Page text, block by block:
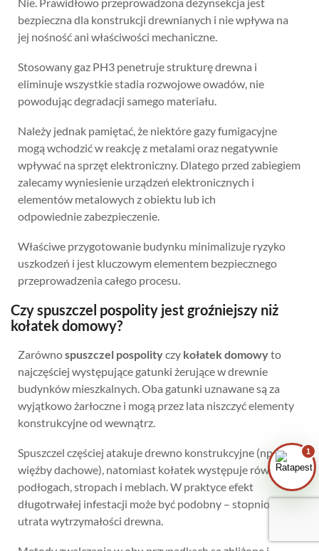
bezpieczna dla konstrukcji drewnianych i nie wpływa na
jej nośność ani właściwości mechaniczne.
Stosowany gaz PH3 penetruje strukturę drewna i
eliminuje wszystkie stadia rozwojowe owadów, nie
powodując degradacji samego materiału.
Należy jednak pamiętać, że niektóre gazy fumigacyjne
mogą wchodzić w reakcję z metalami oraz negatywnie
wpływać na sprzęt elektroniczny. Dlatego przed zabiegiem
zalecamy wyniesienie urządzeń elektronicznych i
elementów metalowych z obiektu lub ich
odpowiednie zabezpieczenie.
Właściwe przygotowanie budynku minimalizuje ryzyko
uszkodzeń i jest kluczowym elementem bezpiecznego
przeprowadzenia całego procesu.
Czy spuszczel pospolity jest groźniejszy niż
kołatek domowy?
Zarównospuszczel pospolityczy kołatek domowyto
najczęściej występujące gatunki żerujące w drewnie
budynków mieszkalnych. Oba gatunki uznawane są za
wyjątkowo żarłoczne i mogą przez lata niszczyć elementy
konstrukcyjne od wewnątrz.
Spuszczel częściej atakuje drewno konstrukcyjne (np.
więźby dachowe), natomiast kołatek występuje również w
podłogach, stropach i meblach. W praktyce efekt
długotrwałej infestacji może być podobny – stopniowa
utrata wytrzymałości drewna.
Ratapest
Zrobiłem/am już coś sam/a przed zabiegiem
Jak przygotować mieszkanie do zabiegu?
Ile trwa taki zabieg?
Czy muszę wyprowadzić się na czas
zabiegu?
1